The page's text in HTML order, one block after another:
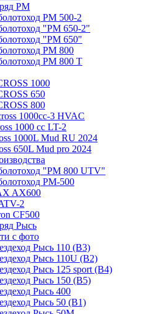
РМ
РМ 500-2
"РМ 650-2"
"РМ 650"
РМ 800
РМ 800 Т
1000
650
800
1000cc-3 HVAC
1000 cc LT-2
1000L Mud RU 2024
650L Mud pro 2024
"РМ 800 UTV"
РМ-500
AX600
2
CF500
Рысь
с фото
Рысь 110 (B3)
Рысь 110U (B2)
Рысь 125 sport (B4)
Рысь 150 (B5)
Рысь 400
Рысь 50 (B1)